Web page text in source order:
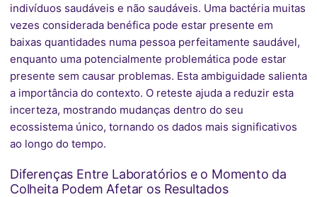
indivíduos saudáveis e não saudáveis. Uma bactéria muitas
vezes considerada benéfica pode estar presente em
baixas quantidades numa pessoa perfeitamente saudável,
enquanto uma potencialmente problemática pode estar
presente sem causar problemas. Esta ambiguidade salienta
a importância do contexto. O reteste ajuda a reduzir esta
incerteza, mostrando mudanças dentro do seu
ecossistema único, tornando os dados mais significativos
ao longo do tempo.
Diferenças Entre Laboratórios e o Momento da
Colheita Podem Afetar os Resultados